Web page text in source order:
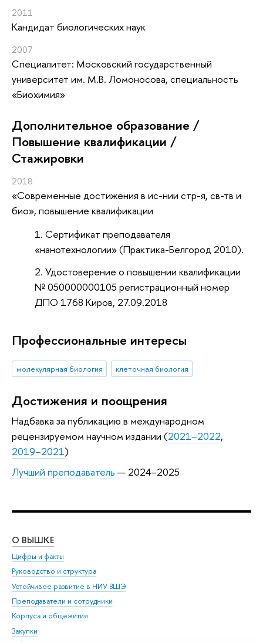
2011
Кандидат биологических наук
2007
Специалитет: Московский государственный
университет им. М.В. Ломоносова, специальность
«Биохимия»
Дополнительное образование /
Повышение квалификации /
Стажировки
2018
«Современные достижения в ис-нии стр-я, св-тв и
био», повышение квалификации
Сертификат преподавателя
«нанотехнологии» (Практика-Белгород 2010).
Удостоверение о повышении квалификации
№ 050000000105 регистрационный номер
ДПО 1768 Киров, 27.09.2018
Профессиональные интересы
молекулярная биология клеточная биология
Достижения и поощрения
Надбавка за публикацию в международном
рецензируемом научном издании (2021–2022,
2019–2021)
Лучший преподаватель — 2024–2025
О ВЫШКЕ
Цифры и факты
Руководство и структура
Устойчивое развитие в НИУ ВШЭ
Преподаватели и сотрудники
Корпуса и общежития
Закупки